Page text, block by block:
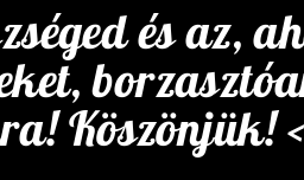
és az,
Köszönjük!